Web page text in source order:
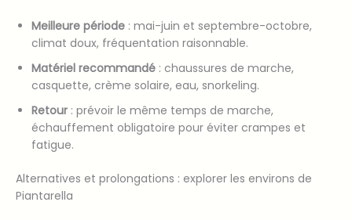
Meilleure période : mai-juin et septembre-octobre,
climat doux, fréquentation raisonnable.
Matériel recommandé : chaussures de marche,
casquette, crème solaire, eau, snorkeling.
Retour : prévoir le même temps de marche,
échauffement obligatoire pour éviter crampes et
fatigue.
Alternatives et prolongations : explorer les environs de
Piantarella